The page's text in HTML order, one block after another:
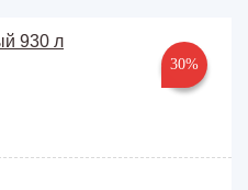
30%